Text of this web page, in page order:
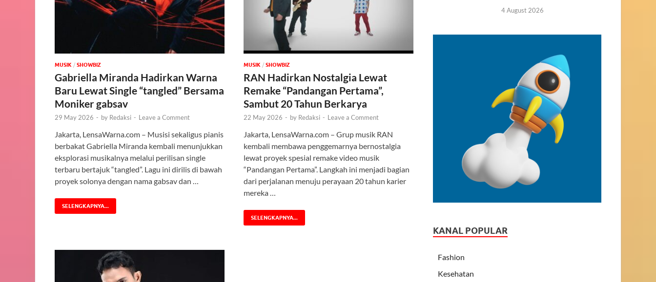
MUSIK / ‎SHOWBIZ
Gabriella Miranda Hadirkan Warna
Baru Lewat Single “tangled” Bersama
Moniker gabsav
29 May 2026 - by Redaksi - Leave a Comment
Jakarta, LensaWarna.com – Musisi sekaligus pianis
berbakat Gabriella Miranda kembali menunjukkan
eksplorasi musikalnya melalui perilisan single
terbaru bertajuk “tangled”. Lagu ini dirilis di bawah
proyek solonya dengan nama gabsav dan …
SELENGKAPNYA...
MUSIK / ‎SHOWBIZ
RAN Hadirkan Nostalgia Lewat
Remake “Pandangan Pertama”,
Sambut 20 Tahun Berkarya
22 May 2026 - by Redaksi - Leave a Comment
Jakarta, LensaWarna.com – Grup musik RAN
kembali membawa penggemarnya bernostalgia
lewat proyek spesial remake video musik
“Pandangan Pertama”. Langkah ini menjadi bagian
dari perjalanan menuju perayaan 20 tahun karier
mereka …
SELENGKAPNYA...
4 August 2026
KANAL POPULAR
Fashion
Kesehatan